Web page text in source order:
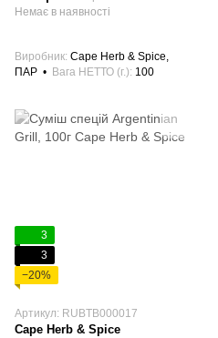
Немає в наявності
Виробник Cape Herb & Spice,
ПАР
Вага НЕТТО (г.) 100
3
3
−20%
Артикул: RUBTB000017
Cape Herb & Spice